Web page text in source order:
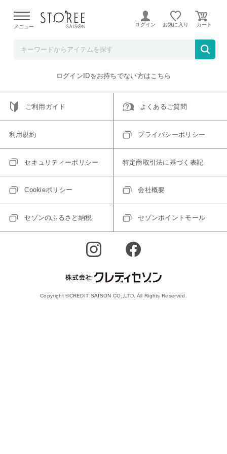
よる配送遅延が発生しております。
メニュー ログイン お気に入り
ご指定のアイテムは取り扱い終了、またはただいま取り扱い
トップへ戻る
ログインIDをお持ちでない方はこちら
ご利用ガイド よくあるご質問
利用規約 プライバシーポリシー
セキュリティーポリシー 特定商取引法に基づく表記
Cookieポリシー 会社概要
セゾンのふるさと納税 セゾンポイントモール
Copyright ©CREDIT SAISON CO.,LTD. All Rights Reserved.